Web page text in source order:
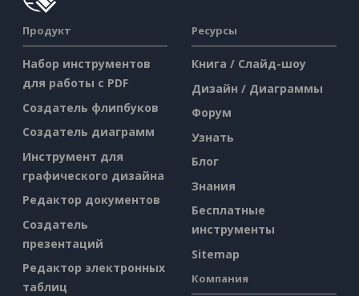
Продукт
Набор инструментов
для работы с PDF
Создатель флипбуков
Создатель диаграмм
Инструмент для
графического дизайна
Редактор документов
Создатель
презентаций
Редактор электронных
таблиц
Ресурсы
Книга / Слайд-шоу
Дизайн / Диаграммы
Форум
Узнать
Блог
Знания
Бесплатные
инструменты
Sitemap
Компания